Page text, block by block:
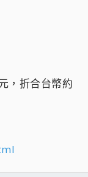
，折合台幣約